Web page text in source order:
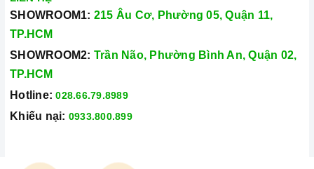
SHOWROOM1: 215 Âu Cơ, Phường 05, Quận 11,
TP.HCM
SHOWROOM2: Trần Não, Phường Bình An, Quận 02,
TP.HCM
Hotline: 028.66.79.8989
Khiếu nại: 0933.800.899